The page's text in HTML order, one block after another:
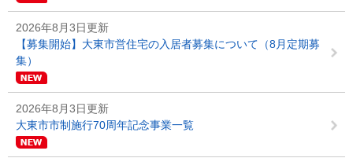
2026年8月3日更新
【募集開始】大東市営住宅の入居者募集について（8月定期募
集）
2026年8月3日更新
大東市市制施行70周年記念事業一覧